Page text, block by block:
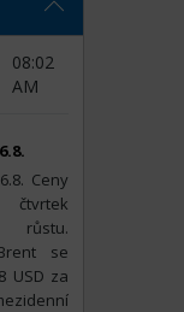
08:02
AM
Ceny
se
USD za